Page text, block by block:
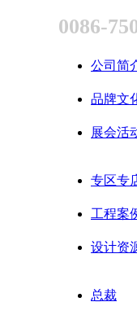
0086-
公司简
品牌文
展会活
专区专
工程案
设计资
总裁